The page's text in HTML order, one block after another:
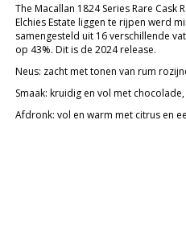
The Macallan 1824 Series Rare
Elchies Estate liggen te rijpen werd
samengesteld uit 16 verschillende
op 43%. Dit is de 2024 release.
Neus: zacht met tonen van rum
Smaak: kruidig en vol met
Afdronk: vol en warm met citrus en